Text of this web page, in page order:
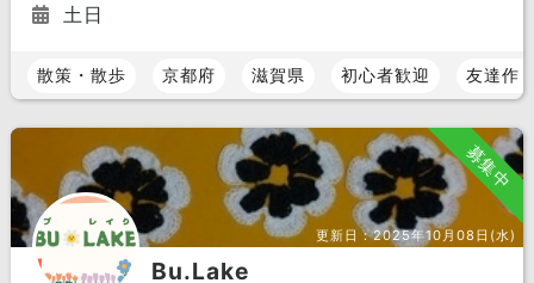
土日
散策・散歩 京都府 滋賀県 初心者歓迎 友達作
募集中
更新日：2025年10月08日(水)
Bu.Lake